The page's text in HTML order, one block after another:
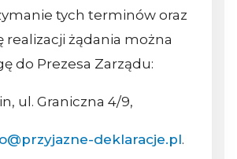
tych terminów oraz
realizacji żądania można
do Prezesa Zarządu:
ul. Graniczna 4/9,
deklaracje.pl.